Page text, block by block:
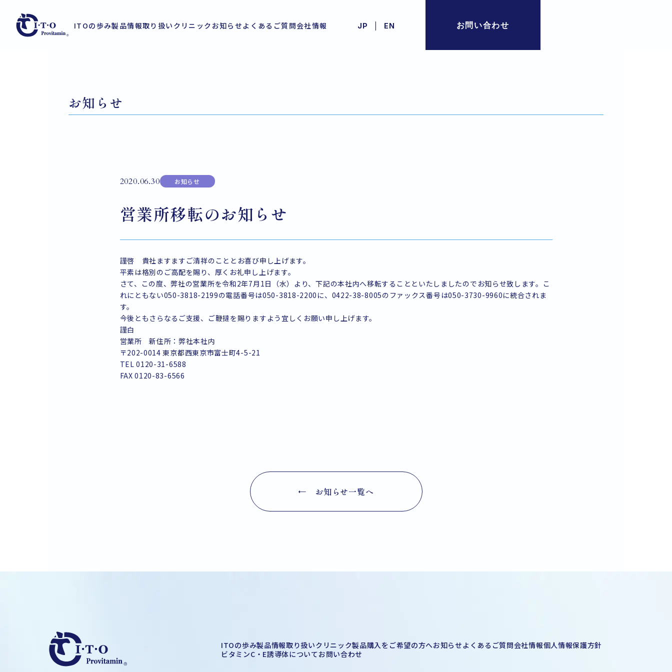
ITOの歩み製品情報取り扱いクリニック お知らせよくあるご質問会社情報 JP | EN お問い合わせ
お知らせ
2020.06.30 お知らせ
営業所移転のお知らせ
謹啓 貴社ますますご清祥のこととお喜び申し上げます。
平素は格別のご高配を賜り、厚くお礼申し上げます。
さて、この度、弊社の営業所を令和2年7月1日（水）より、下記の本社内へ移転することといたしましたのでお知らせ致します。こ
れにともない050-3818-2199の電話番号は050-3818-2200に、0422-38-8005のファックス番号は050-3730-9960に統合されま
す。
今後ともさらなるご支援、ご鞭撻を賜りますよう宜しくお願い申し上げます。
謹白
営業所 新住所：弊社本社内
〒202-0014 東京都西東京市富士町4-5-21
TEL 0120-31-6588
FAX 0120-83-6566
← お知らせ一覧へ
ITOの歩み製品情報取り扱いクリニック製品購入をご希望の方へお知らせよくあるご質問会社情報個人情報保護方針
ビタミンC・E誘導体についてお問い合わせ